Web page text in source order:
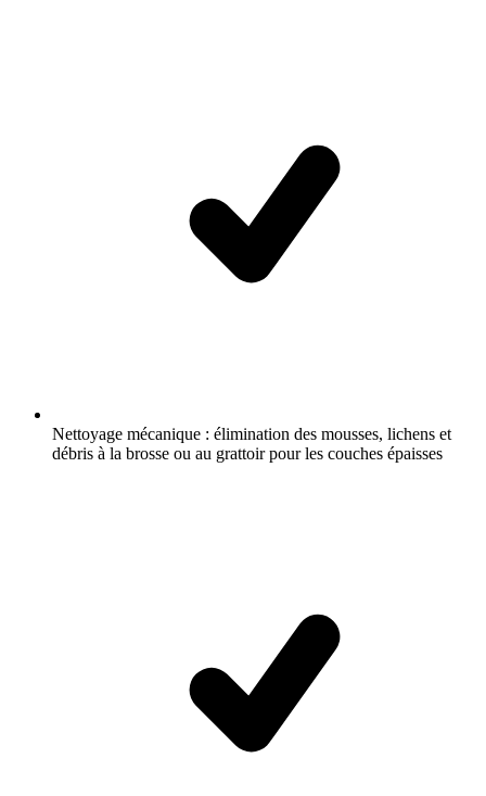
Nettoyage mécanique : élimination des mousses, lichens et
débris à la brosse ou au grattoir pour les couches épaisses